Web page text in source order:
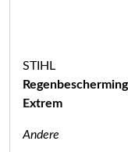
STIHL
Extrem
Andere